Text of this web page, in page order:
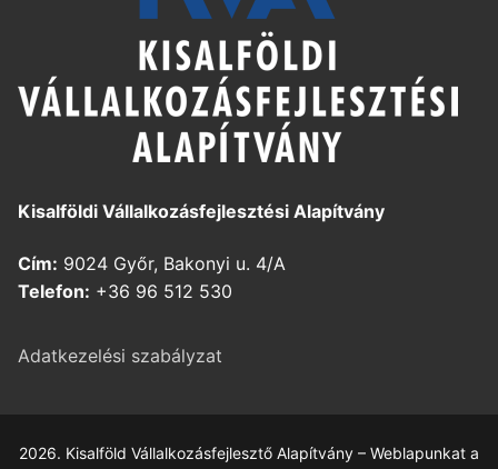
Kisalföldi Vállalkozásfejlesztési Alapítvány
Cím: 9024 Győr, Bakonyi u. 4/A
Telefon: +36 96 512 530
Adatkezelési szabályzat
2026. Kisalföld Vállalkozásfejlesztő Alapítvány – Weblapunkat a